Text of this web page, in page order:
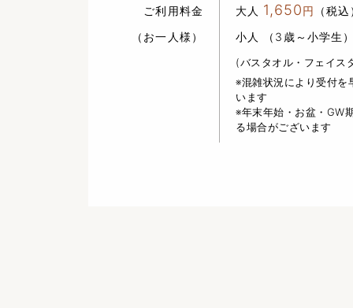
ご利用料金
（お一人様）
大人 1,650円
（税
小人 （3歳～小学生
(バスタオル・フェイス
※混雑状況により受付を
います
※年末年始・お盆・GW
る場合がございます